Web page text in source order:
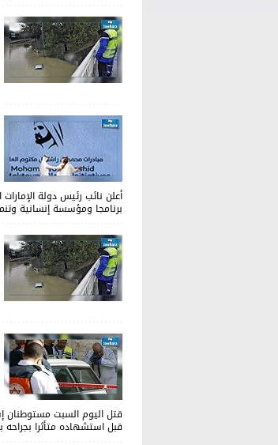
برنامجا ومؤسسة إنسانية وتنموية
قتل اليوم السبت مستوطنان
قبل استشهاده متأثرا بجراحه